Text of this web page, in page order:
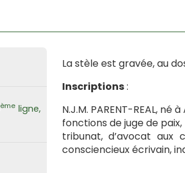
èmeligne,
La stèle est gravée, au
Inscriptions:
N.J.M. PARENT-REAL,
fonctions de juge de
tribunat, d’avocat aux
consciencieux écrivain,